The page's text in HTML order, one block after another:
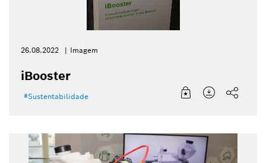
26.08.2022 Imagem
iBooster
Sustentabilidade